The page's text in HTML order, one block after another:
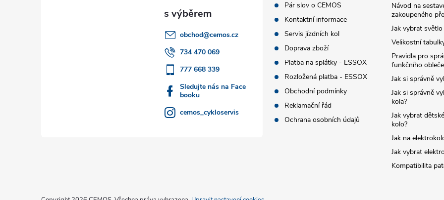
obchod@cemos.cz
734 470 069
777 668 339
Sledujte nás na Face
booku
cemos_cykloservis
Pár slov o CEMOS
Kontaktní informace
Servis jízdních kol
Doprava zboží
Platba na splátky - ESSOX
Rozložená platba - ESSOX
Obchodní podmínky
Reklamační řád
Ochrana osobních údajů
Návod na
zakoupeného
Jak vybrat
Velikostní
Pravidla pro
funkčního
Jak si správně
Jak si správně
kola?
Jak vybrat
kolo?
Jak na
Jak vybrat
Kompatibilita